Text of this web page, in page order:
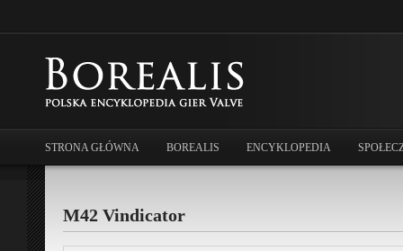
STRONA GŁÓWNA BOREALIS ENCYKLOPEDIA
M42 Vindicator